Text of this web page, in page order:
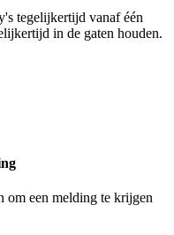
tegelijkertijd vanaf één
in de gaten houden.
om een melding te krijgen